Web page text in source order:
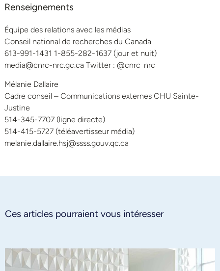
Renseignements
Équipe des relations avec les médias
Conseil national de recherches du Canada
613-991-1431 1-855-282-1637 (jour et nuit)
media@cnrc-nrc.gc.ca Twitter : @cnrc_nrc
Mélanie Dallaire
Cadre conseil – Communications externes CHU Sainte-
Justine
514-345-7707 (ligne directe)
514-415-5727 (téléavertisseur média)
melanie.dallaire.hsj@ssss.gouv.qc.ca
Ces articles pourraient vous intéresser